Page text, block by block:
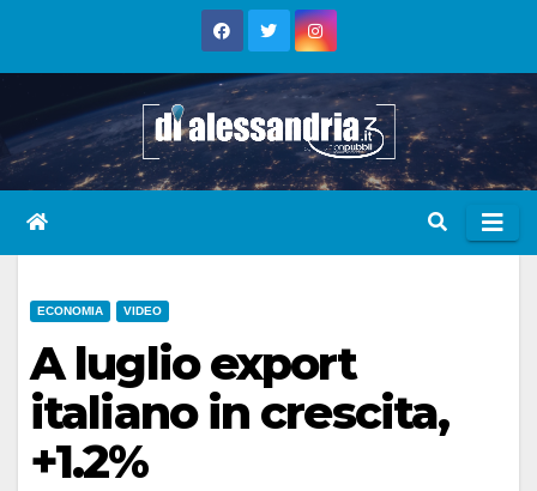
ECONOMIA VIDEO
A luglio export
italiano in crescita,
+1.2%